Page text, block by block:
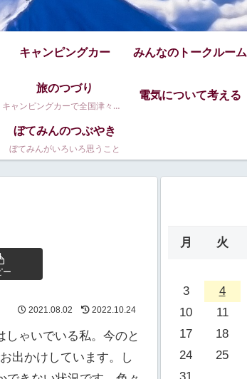
キャンピングカー みんなのトークルーム
旅のつづり
キャンピングカーで全国津々浦々。
電気について考える
ぼてみんのつぶやき
ぼてみんがいろいろ思うこと
ー
2021.08.02 2022.10.24
ゃいでいる私。今のと
出かけしています。し
月 火
3
4
10
11
17
18
24
25